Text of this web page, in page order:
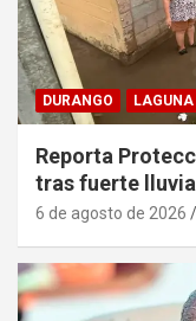
DURANGO LAGUNA
Reporta
tras fuerte
6 de agosto de 2026